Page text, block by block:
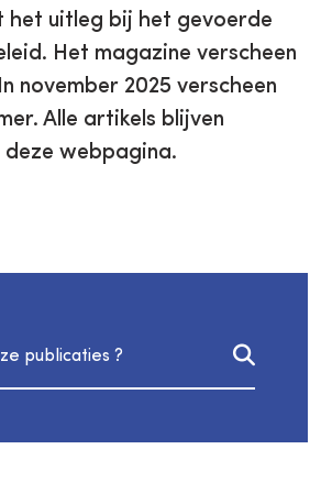
het uitleg bij het gevoerde
Het magazine verscheen
november 2025 verscheen
Alle artikels blijven
webpagina.